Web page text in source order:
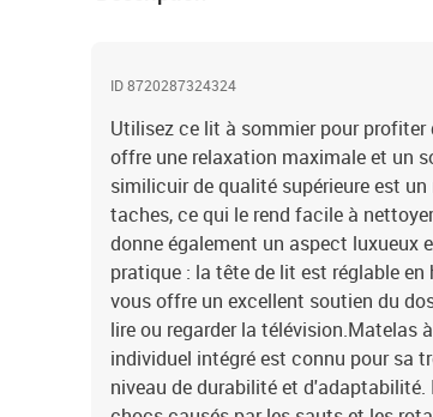
ID 8720287324324
Utilisez ce lit à sommier pour
offre une relaxation maximale et un
similicuir de qualité supérieure est
taches, ce qui le rend facile à
donne également un aspect luxueux
pratique : la tête de lit est réglable
vous offre un excellent soutien du
lire ou regarder la télévision.Matelas
individuel intégré est connu pour sa
niveau de durabilité et